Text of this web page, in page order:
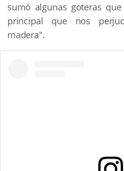
sumó algunas goteras
principal que nos
madera".